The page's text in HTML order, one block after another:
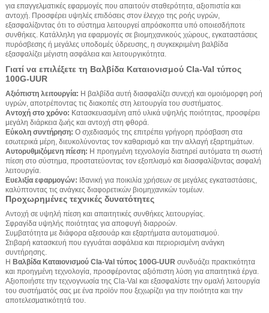
για επαγγελματικές εφαρμογές που απαιτούν σταθερότητα, αξιοπιστία και
αντοχή. Προσφέρει υψηλές επιδόσεις στον έλεγχο της ροής υγρών,
εξασφαλίζοντας ότι το σύστημα λειτουργεί απρόσκοπτα υπό οποιεσδήποτε
συνθήκες. Κατάλληλη για εφαρμογές σε βιομηχανικούς χώρους, εγκαταστάσεις
πυρόσβεσης ή μεγάλες υποδομές ύδρευσης, η συγκεκριμένη βαλβίδα
εξασφαλίζει μέγιστη ασφάλεια και λειτουργικότητα.
Γιατί να επιλέξετε τη Βαλβίδα Καταιονισμού Cla-Val τύπος
100G-UUR
Αξιόπιστη λειτουργία: Η βαλβίδα αυτή διασφαλίζει συνεχή και ομοιόμορφη ροή
υγρών, αποτρέποντας τις διακοπές στη λειτουργία του συστήματος.
Αντοχή στο χρόνο: Κατασκευασμένη από υλικά υψηλής ποιότητας, προσφέρει
μεγάλη διάρκεια ζωής και αντοχή στη φθορά.
Εύκολη συντήρηση: Ο σχεδιασμός της επιτρέπει γρήγορη πρόσβαση στα
εσωτερικά μέρη, διευκολύνοντας τον καθαρισμό και την αλλαγή εξαρτημάτων.
Αυτορυθμιζόμενη πίεση: Η προηγμένη τεχνολογία διατηρεί αυτόματα τη σωστή
πίεση στο σύστημα, προστατεύοντας τον εξοπλισμό και διασφαλίζοντας ασφαλή
λειτουργία.
Ευελιξία εφαρμογών: Ιδανική για ποικιλία χρήσεων σε μεγάλες εγκαταστάσεις,
καλύπτοντας τις ανάγκες διαφορετικών βιομηχανικών τομέων.
Προχωρημένες τεχνικές δυνατότητες
Αντοχή σε υψηλή πίεση και απαιτητικές συνθήκες λειτουργίας.
Σφραγίδα υψηλής ποιότητας για αποφυγή διαρροών.
Συμβατότητα με διάφορα αξεσουάρ και εξαρτήματα αυτοματισμού.
Στιβαρή κατασκευή που εγγυάται ασφάλεια και περιορισμένη ανάγκη
συντήρησης.
Η Βαλβίδα Καταιονισμού Cla-Val τύπος 100G-UUR συνδυάζει πρακτικότητα
και προηγμένη τεχνολογία, προσφέροντας αξιόπιστη λύση για απαιτητικά έργα.
Αξιοποιήστε την τεχνογνωσία της Cla-Val και εξασφαλίστε την ομαλή λειτουργία
του συστήματός σας με ένα προϊόν που ξεχωρίζει για την ποιότητα και την
αποτελεσματικότητά του.